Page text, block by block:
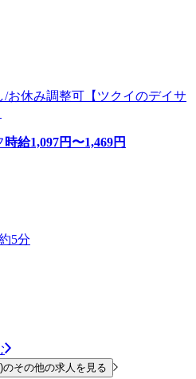
お休み調整可【ツクイのデイサ
時給1,097円〜1,469円
5分
その他の求人を見る